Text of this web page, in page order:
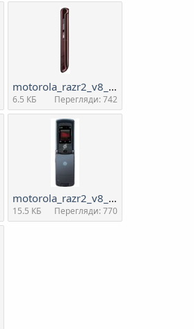
motorola_razr2_v8_3[1].jpg
6.5 КБ Перегляди: 742
motorola_razr2_v8_5[2].jpg
15.5 КБ Перегляди: 770